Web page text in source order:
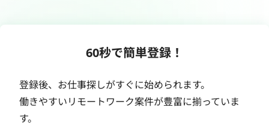
60秒で簡単登録！
登録後、お仕事探しがすぐに始められます。
働きやすいリモートワーク案件が豊富に揃っていま
す。